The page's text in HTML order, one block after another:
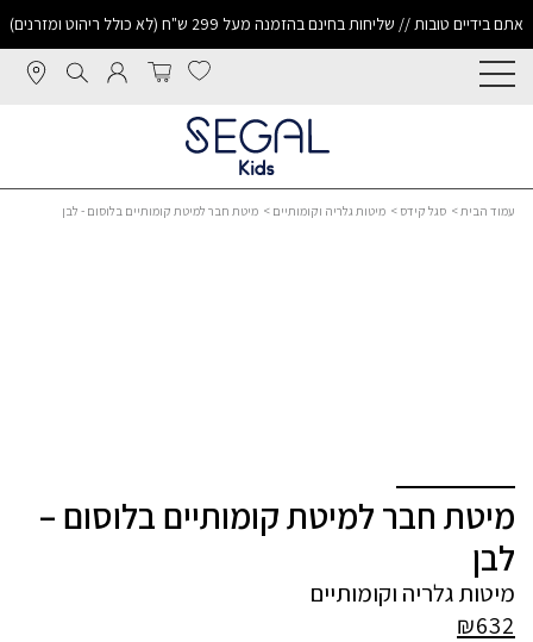
אתם בידיים טובות // שליחות בחינם בהזמנה מעל 299 ש"ח (לא כולל ריהוט ומזרנים)
עמוד הבית> סגל קידס > מיטות גלריה וקומותיים > מיטת חבר למיטת קומותיים בלוסום - לבן
מיטת חבר למיטת קומותיים בלוסום –
לבן
מיטות גלריה וקומותיים
₪632